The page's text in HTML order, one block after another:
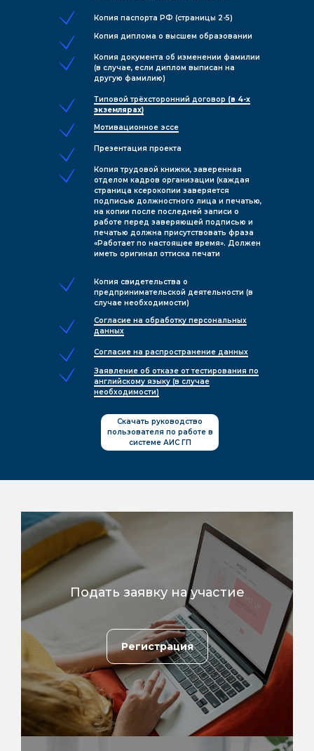
Типовой трёхсторонний договор (в 4-х
экземлярах)
Копия диплома о высшем образовании
Копия паспорта РФ (страницы 2-5)
Копия трудовой книжки, заверенная
отделом кадров организации (каждая
страница ксерокопии заверяется
подписью должностного лица и печатью,
на копии после последней записи о
работе перед заверяющей подписью и
печатью должна присутствовать фраза
«Работает по настоящее время». Должен
иметь оригинал оттиска печати
Мотивационное эссе
Согласие на обработку персональных
данных
Согласие на распространение данных
Копия документа об изменении фамилии
(в случае, если диплом выписан на
другую фамилию)
Презентация проекта
Копия свидетельства о
предпринимательской деятельности (в
случае необходимости)
Скачать руководство
пользователя по работе в
системе АИС ГП
Заявление об отказе от тестирования по
английскому языку (в случае
необходимости)
Подать заявку на участие
Регистрация